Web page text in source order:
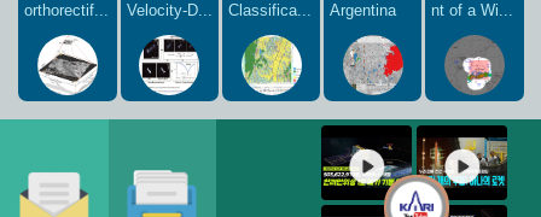
orthorectif...
Velocity-D...
Classifica...
Argentina
nt of a Wi...